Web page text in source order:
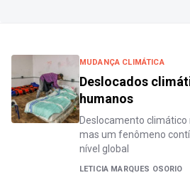
MUDANÇA CLIMÁTICA
Deslocados
humanos
Deslocamento
mas um fenômeno
nível global
LETICIA MARQUES OSORIO